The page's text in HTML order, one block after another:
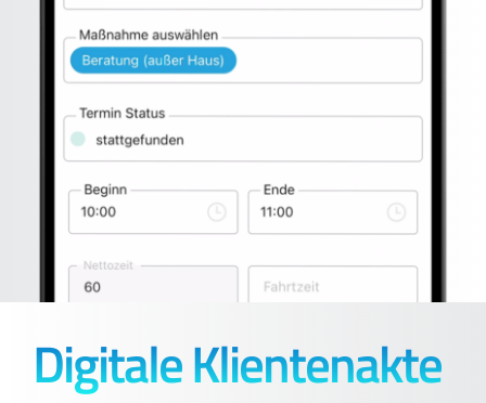
Digitale Klientenakte